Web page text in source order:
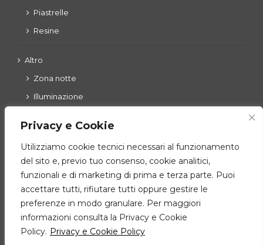
Privacy e Cookie
Utilizziamo cookie tecnici necessari al funzionamento
del sito e, previo tuo consenso, cookie analitici,
funzionali e di marketing di prima e terza parte. Puoi
accettare tutti, rifiutare tutti oppure gestire le
preferenze in modo granulare. Per maggiori
informazioni consulta la Privacy e Cookie
Policy. Privacy e Cookie Policy
Piastrelle
Resine
Altro
Zona notte
Illuminazione
Zona giorno
Cucine
Ingressi – living – complementi